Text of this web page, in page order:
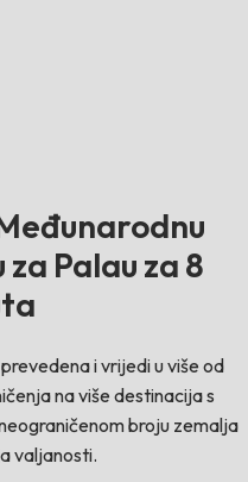
Palau za 8
i vrijedi u više od
na više destinacija s
broju zemalja
valjanosti.